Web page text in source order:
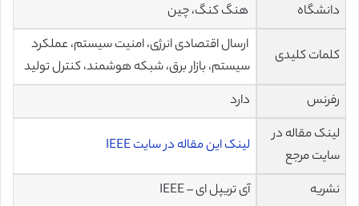
دانشگاه
هنگ کنگ، چین
کلمات کلیدی
ارسال اقتصادی انرژی، امنیت سیستم، عملکرد
سیستم، بازار برق، شبکه هوشمند، کنترل تولید
رفرنس
دارد
لینک مقاله در
سایت مرجع
لینک این مقاله در سایت IEEE
نشریه آی تریپل ای – IEEE